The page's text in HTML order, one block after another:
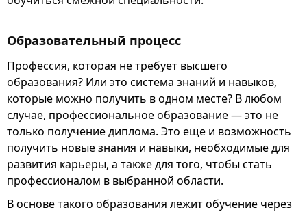
Образовательный процесс
Профессия, которая не требует высшего
образования? Или это система знаний и навыков,
которые можно получить в одном месте? В любом
случае, профессиональное образование — это не
только получение диплома. Это еще и возможность
получить новые знания и навыки, необходимые для
развития карьеры, а также для того, чтобы стать
профессионалом в выбранной области.
В основе такого образования лежит обучение через